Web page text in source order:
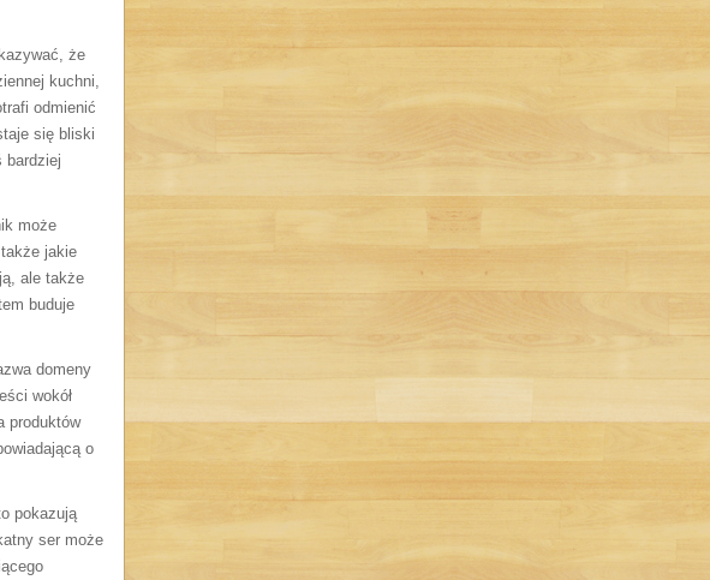
że
kuchni,
odmienić
się bliski
bardziej
może
jakie
ale także
buduje
domeny
wokół
produktów
o
pokazują
ser może